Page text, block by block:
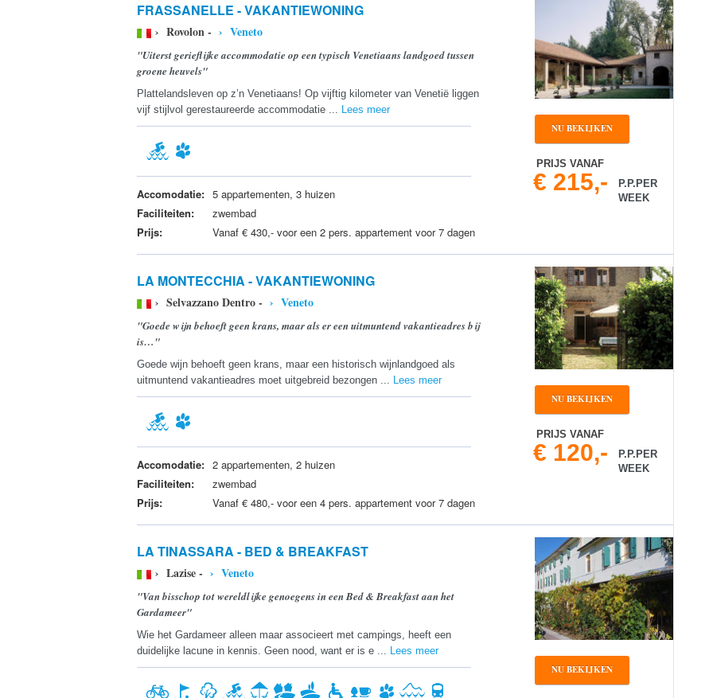
NU BEKIJKEN
PRIJS VANAF
€ 215,-
P.P.PER
WEEK
FRASSANELLE - VAKANTIEWONING
› Rovolon - › Veneto
"Uiterst gerieflijke accommodatie op een typisch Venetiaans landgoed tussen
groene heuvels"
Plattelandsleven op z’n Venetiaans! Op vijftig kilometer van Venetië liggen
vijf stijlvol gerestaureerde accommodatie ... Lees meer
Accomodatie: 5 appartementen, 3 huizen
Faciliteiten:
zwembad
Prijs:
Vanaf € 430,- voor een 2 pers. appartement voor 7 dagen
NU BEKIJKEN
PRIJS VANAF
€ 120,-
P.P.PER
WEEK
LA MONTECCHIA - VAKANTIEWONING
› Selvazzano Dentro - › Veneto
"Goede wijn behoeft geen krans, maar als er een uitmuntend vakantieadres bij
is…"
Goede wijn behoeft geen krans, maar een historisch wijnlandgoed als
uitmuntend vakantieadres moet uitgebreid bezongen ... Lees meer
Accomodatie: 2 appartementen, 2 huizen
Faciliteiten:
zwembad
Prijs:
Vanaf € 480,- voor een 4 pers. appartement voor 7 dagen
NU BEKIJKEN
LA TINASSARA - BED & BREAKFAST
› Lazise - › Veneto
"Van bisschop tot wereldlijke genoegens in een Bed & Breakfast aan het
Gardameer"
Wie het Gardameer alleen maar associeert met campings, heeft een
duidelijke lacune in kennis. Geen nood, want er is e ... Lees meer